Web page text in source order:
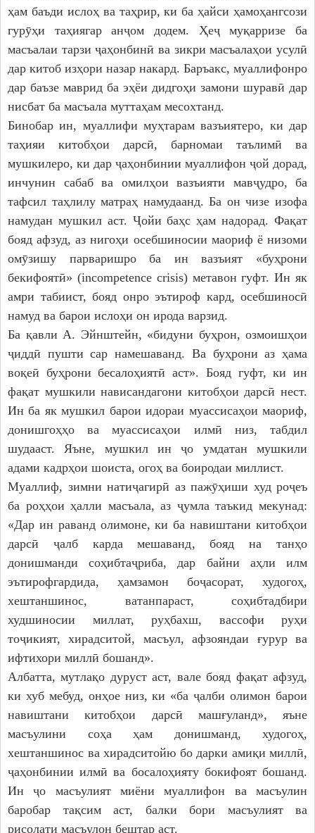
ҳам баъди ислоҳ ва таҳрир, ки ба ҳайси ҳамоҳангсози
гурӯҳи таҳиягар анҷом додем. Ҳеҷ муқарризе ба
масъалаи тарзи ҷаҳонбинӣ ва зикри масъалаҳои усулӣ
дар китоб изҳори назар накард. Баръакс, муаллифонро
дар баъзе маврид ба эҳёи дидгоҳи замони шуравӣ дар
нисбат ба масъала муттаҳам месохтанд.
Бинобар ин, муаллифи муҳтарам вазъиятеро, ки дар
таҳияи китобҳои дарсӣ, барномаи таълимӣ ва
мушкилеро, ки дар ҷаҳонбинии муаллифон ҷой дорад,
инчунин сабаб ва омилҳои вазъияти мавҷудро, ба
тафсил таҳлилу матраҳ намудаанд. Ба он чизе изофа
намудан мушкил аст. Ҷойи баҳс ҳам надорад. Фақат
бояд афзуд, аз нигоҳи осебшиносии маориф ё низоми
омӯзишу парваришро ба ин вазъият «буҳрони
бекифоятӣ» (incompetence crisis) метавон гуфт. Ин як
амри табиист, бояд онро эътироф кард, осебшиносӣ
намуд ва барои ислоҳи он ирода варзид.
Ба қавли А. Эйнштейн, «бидуни буҳрон, озмоишҳои
ҷиддӣ пушти сар намешаванд. Ва буҳрони аз ҳама
воқеӣ буҳрони бесалоҳиятӣ аст». Бояд гуфт, ки ин
фақат мушкили нависандагони китобҳои дарсӣ нест.
Ин ба як мушкил барои идораи муассисаҳои маориф,
донишгоҳҳо ва муассисаҳои илмӣ низ, табдил
шудааст. Яъне, мушкил ин ҷо умдатан мушкили
адами кадрҳои шоиста, огоҳ ва боиродаи миллист.
Муаллиф, зимни натиҷагирӣ аз пажӯҳиши худ роҷеъ
ба роҳҳои ҳалли масъала, аз ҷумла таъкид мекунад:
«Дар ин раванд олимоне, ки ба навиштани китобҳои
дарсӣ ҷалб карда мешаванд, бояд на танҳо
донишманди соҳибтаҷриба, дар байни аҳли илм
эътирофгардида, ҳамзамон боҷасорат, худогоҳ,
хештаншинос, ватанпараст, соҳибтадбири
худшиносии миллат, руҳбахш, вассофи руҳи
тоҷикият, хирадситой, масъул, афзояндаи ғурур ва
ифтихори миллӣ бошанд».
Албатта, мутлақо дуруст аст, вале бояд фақат афзуд,
ки хуб мебуд, онҳое низ, ки «ба ҷалби олимон барои
навиштани китобҳои дарсӣ машғуланд», яъне
масъулини соҳа ҳам донишманд, худогоҳ,
хештаншинос ва хирадситойю бо дарки амиқи миллӣ,
ҷаҳонбинии илмӣ ва босалоҳияту бокифоят бошанд.
Ин ҷо масъулият миёни муаллифон ва масъулин
баробар тақсим аст, балки бори масъулият ва
рисолати масъулон бештар аст.